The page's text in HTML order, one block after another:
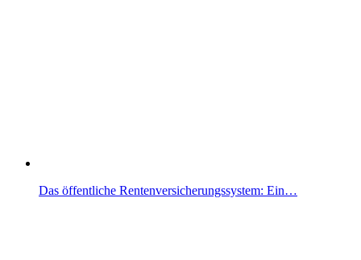
Das öffentliche Rentenversicherungssystem: Ein…